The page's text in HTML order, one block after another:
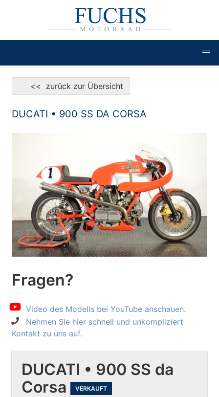
<< zurück zur Übersicht
DUCATI • 900 SS DA CORSA
Fragen?
Video des Modells bei YouTube anschauen.
Nehmen Sie hier schnell und unkompliziert
Kontakt zu uns auf.
DUCATI • 900 SS da
Corsa
VERKAUFT